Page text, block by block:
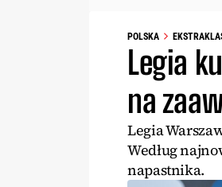
POLSKA
Legia
na
Legia
Według
napastnika.